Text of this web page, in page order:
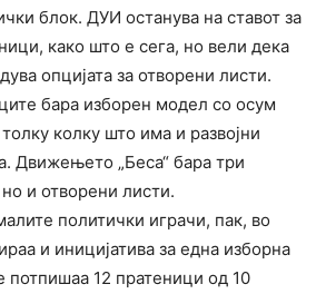
блок. ДУИ останува на ставот за
како што е сега, но вели дека
опцијата за отворени листи.
бара изборен модел со осум
колку што има и развојни
Движењето „Беса“ бара три
и отворени листи.
политички играчи, пак, во
и иницијатива за една изборна
потпишаа 12 пратеници од 10